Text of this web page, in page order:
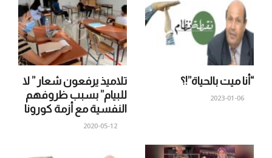
تلاميذ يرفعون شعار ” لا
للبيام” بسبب ظروفهم
النفسية مع أزمة كورونا
2020-05-12
“أنا ميت بالحياة”!؟
2023-01-06